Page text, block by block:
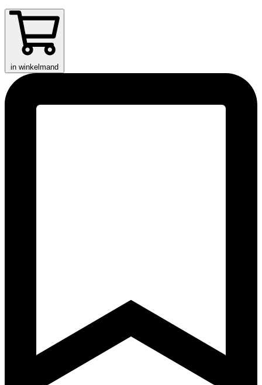
in winkelmand